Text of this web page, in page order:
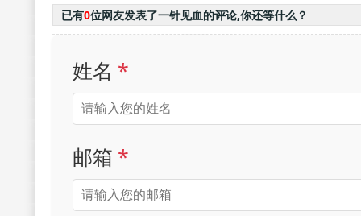
已有0位网友发表了一针见血的评论,你还等什么？
姓名 *
邮箱 *